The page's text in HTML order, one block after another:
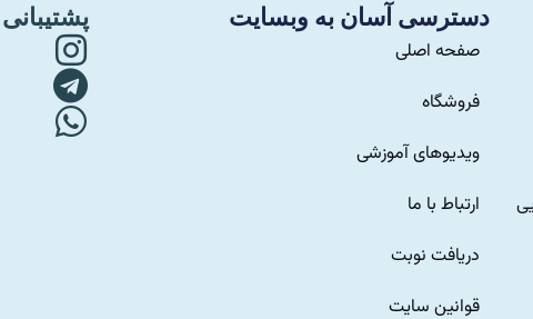
دسترسی آسان به وبسایت
صفحه اصلی
فروشگاه
ویدیوهای آموزشی
ارتباط با ما
دریافت نوبت
قوانین سایت
پشتیبانی